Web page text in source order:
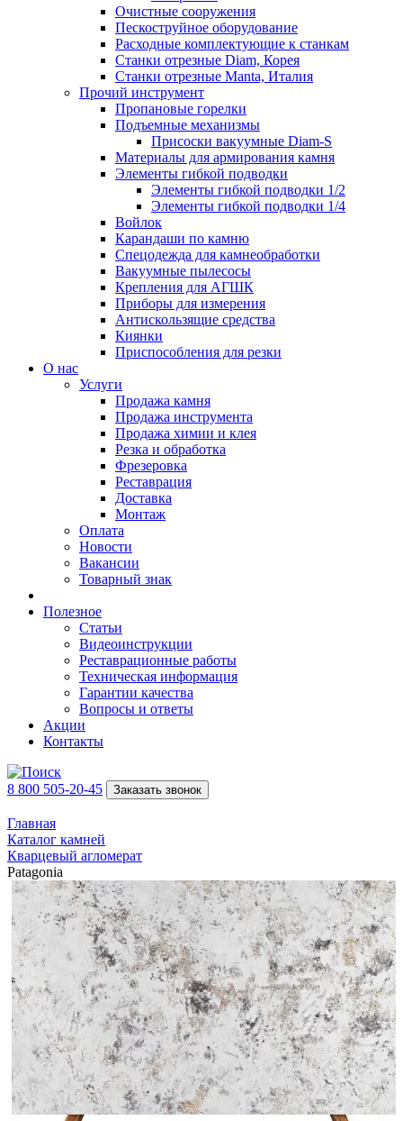
Очистные сооружения
Пескоструйное оборудование
Расходные комплектующие к станкам
Станки отрезные Diam, Корея
Станки отрезные Manta, Италия
Прочий инструмент
Пропановые горелки
Подъeмные механизмы
Присоски вакуумные Diam-S
Материалы для армирования камня
Элементы гибкой подводки
Элементы гибкой подводки 1/2
Элементы гибкой подводки 1/4
Войлок
Карандаши по камню
Спецодежда для камнеобработки
Вакуумные пылесосы
Крепления для АГШК
Приборы для измерения
Антискользящие средства
Киянки
Приспособления для резки
О нас
Услуги
Продажа камня
Продажа инструмента
Продажа химии и клея
Резка и обработка
Фрезеровка
Реставрация
Доставка
Монтаж
Оплата
Новости
Вакансии
Товарный знак
Полезное
Статьи
Видеоинструкции
Реставрационные работы
Техническая информация
Гарантии качества
Вопросы и ответы
Акции
Контакты
8 800 505-20-45 Заказать звонок
Главная
Каталог камней
Кварцевый агломерат
Patagonia